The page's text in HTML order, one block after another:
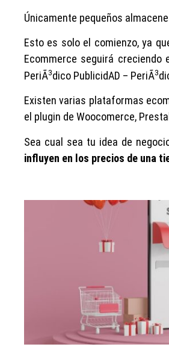
Únicamente pequeños
Esto es solo el comienzo, ya
Ecommerce seguirá creciendo
PeriÃ3dico PublicidAD – PeriÃ3
Existen varias plataformas
el plugin de Woocomerce,
Sea cual sea tu idea de
influyen en los precios de una